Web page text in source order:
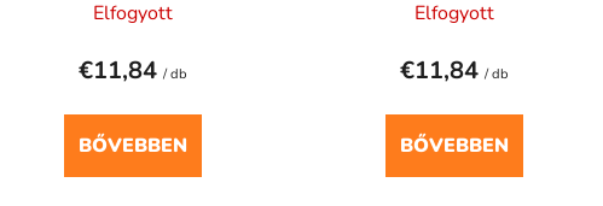
Elfogyott
€11,84 / db
BŐVEBBEN
Elfogyott
€11,84 / db
BŐVEBBEN